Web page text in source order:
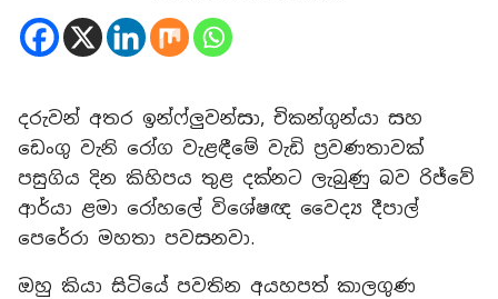
දරුවන් අතර ඉන්ෆ්ලුවන්සා, චිකන්ගුන්යා සහ
ඩෙංගු වැනි රෝග වැළඳීමේ වැඩි ප්‍රවණතාවක්
පසුගිය දින කිහිපය තුළ දක්නට ලැබුණු බව රිජ්වේ
ආර්යා ළමා රෝහලේ විශේෂඥ වෛද්‍ය දීපාල්
පෙරේරා මහතා පවසනවා.
ඔහු කියා සිටියේ පවතින අයහපත් කාලගුණ